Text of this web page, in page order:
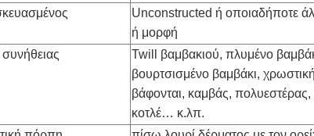
Unconstructed ή οποιαδήποτε
ή μορφή
συνήθειας
Twill βαμβακιού, πλυμένο
βουρτσισμένο βαμβάκι,
βάφονται, καμβάς, πολυεστέρας,
κοτλέ… κ.λπ.